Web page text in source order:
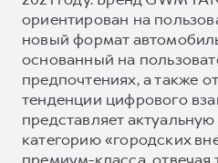
ориентирован на
новый формат
основанный на
предпочтениях, а также
тенденции цифрового
представляет
категорию «городских